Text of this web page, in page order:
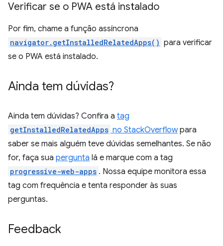
Verificar se o PWA está instalado
Por fim, chame a função assíncrona
navigator.getInstalledRelatedApps() para verificar
se o PWA está instalado.
Ainda tem dúvidas?
Ainda tem dúvidas? Confira a tag
getInstalledRelatedApps no StackOverflowpara
saber se mais alguém teve dúvidas semelhantes. Se não
for, faça sua pergunta lá e marque com a tag
progressive-web-apps . Nossa equipe monitora essa
tag com frequência e tenta responder às suas
perguntas.
Feedback